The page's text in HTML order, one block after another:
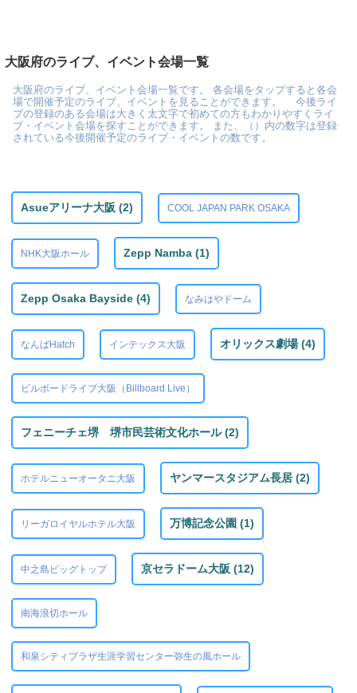
大阪府のライブ、イベント会場一覧
大阪府のライブ、イベント会場一覧です。 各会場をタップすると各会
場で開催予定のライブ、イベントを見ることができます。 今後ライ
ブの登録のある会場は大きく太文字で初めての方もわかりやすくライ
ブ・イベント会場を探すことができます。 また、（）内の数字は登録
されている今後開催予定のライブ・イベントの数です。
Asueアリーナ大阪 (2) COOL JAPAN PARK OSAKA
NHK大阪ホール Zepp Namba (1)
Zepp Osaka Bayside (4) なみはやドーム
なんばHatch インテックス大阪 オリックス劇場 (4)
ビルボードライブ大阪（Billboard Live）
フェニーチェ堺 堺市民芸術文化ホール (2)
ホテルニューオータニ大阪 ヤンマースタジアム長居 (2)
リーガロイヤルホテル大阪 万博記念公園 (1)
中之島ビッグトップ 京セラドーム大阪 (12)
南海浪切ホール
和泉シティプラザ生涯学習センター弥生の風ホール